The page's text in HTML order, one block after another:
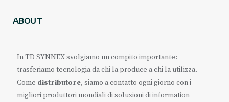
ABOUT
In TD SYNNEX svolgiamo un compito importante:
trasferiamo tecnologia da chi la produce a chi la utilizza.
Come distributore, siamo a contatto ogni giorno con i
migliori produttori mondiali di soluzioni di information